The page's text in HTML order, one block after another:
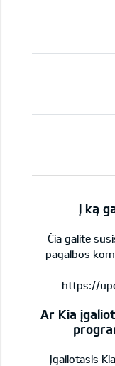
Į ką
Čia galite
pagalbos
https://
Ar Kia
Įgaliotasis